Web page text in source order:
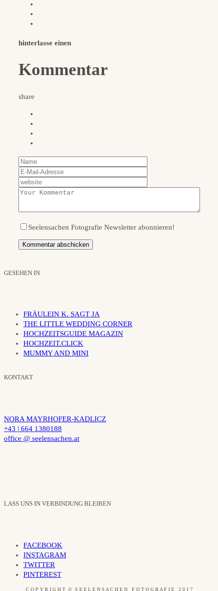
hinterlasse einen
Kommentar
share
Seelensachen Fotografie Newsletter abonnieren!
GESEHEN IN
FRÄULEIN K. SAGT JA
THE LITTLE WEDDING CORNER
HOCHZEITSGUIDE MAGAZIN
HOCHZEIT.CLICK
MUMMY AND MINI
KONTAKT
NORA MAYRHOFER-KADLICZ
+43 | 664 1380188
office @ seelensachen.at
LASS UNS IN VERBINDUNG BLEIBEN
FACEBOOK
INSTAGRAM
TWITTER
PINTEREST
C O P Y R I G H T © S E E L E N S A C H E N F O T O G R A F I E 2 0 1 7